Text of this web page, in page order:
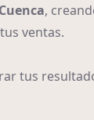
,
ventas.
tus